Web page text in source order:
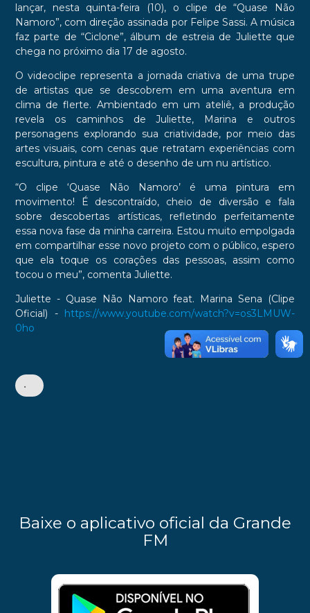
lançar, nesta quinta-feira (10), o clipe de “Quase Não
Namoro”, com direção assinada por Felipe Sassi. A música
faz parte de “Ciclone”, álbum de estreia de Juliette que
chega no próximo dia 17 de agosto.
O videoclipe representa a jornada criativa de uma trupe
de artistas que se descobrem em uma aventura em
clima de flerte. Ambientado em um ateliê, a produção
revela os caminhos de Juliette, Marina e outros
personagens explorando sua criatividade, por meio das
artes visuais, com cenas que retratam experiências com
escultura, pintura e até o desenho de um nu artístico.
“O clipe ‘Quase Não Namoro’ é uma pintura em
movimento! É descontraído, cheio de diversão e fala
sobre descobertas artísticas, refletindo perfeitamente
essa nova fase da minha carreira. Estou muito empolgada
em compartilhar esse novo projeto com o público, espero
que ela toque os corações das pessoas, assim como
tocou o meu”, comenta Juliette.
Juliette - Quase Não Namoro feat. Marina Sena (Clipe
Oficial) - https://www.youtube.com/watch?v=os3LMUW-
0ho
•
Baixe o aplicativo oficial da Grande
FM